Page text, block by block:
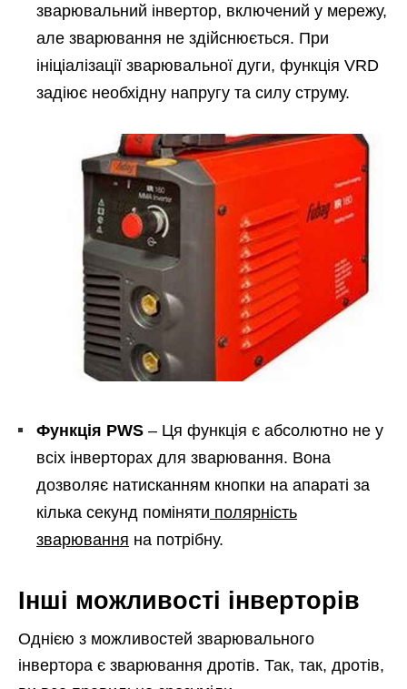
зварювальний інвертор, включений у мережу,
але зварювання не здійснюється. При
ініціалізації зварювальної дуги, функція VRD
задіює необхідну напругу та силу струму.
Функція PWS – Ця функція є абсолютно не у
всіх інверторах для зварювання. Вона
дозволяє натисканням кнопки на апараті за
кілька секунд поміняти полярність
зварювання на потрібну.
Інші можливості інверторів
Однією з можливостей зварювального
інвертора є зварювання дротів. Так, так, дротів,